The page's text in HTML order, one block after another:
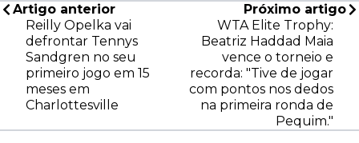
Artigo anterior
Reilly Opelka vai
defrontar Tennys
Sandgren no seu
primeiro jogo em 15
meses em
Charlottesville
Próximo artigo
WTA Elite Trophy:
Beatriz Haddad Maia
vence o torneio e
recorda: "Tive de jogar
com pontos nos dedos
na primeira ronda de
Pequim."